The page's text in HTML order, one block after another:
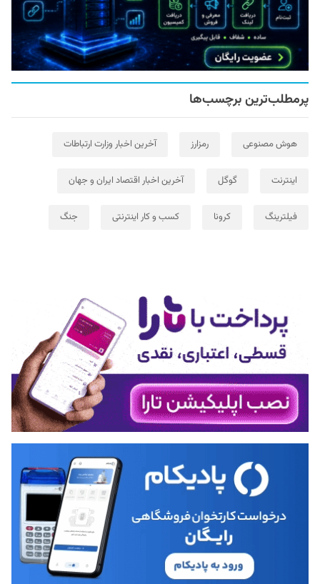
پرمطلب‌ترین برچسب‌ها
هوش مصنوعی رمزارز آخرین اخبار وزارت ارتباطات
اینترنت گوگل آخرین اخبار اقتصاد ایران و جهان
فیلترینگ کرونا کسب و کار اینترنتی جنگ